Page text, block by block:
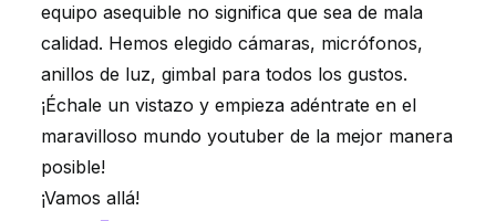
equipo asequible no significa que sea de mala
calidad. Hemos elegido cámaras, micrófonos,
anillos de luz, gimbal para todos los gustos.
¡Échale un vistazo y empieza adéntrate en el
maravilloso mundo youtuber de la mejor manera
posible!
¡Vamos allá!